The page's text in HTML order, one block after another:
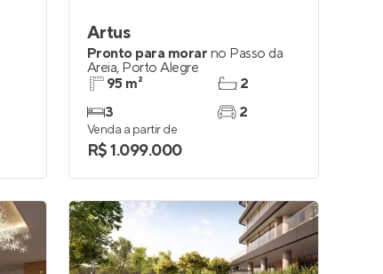
Artus
Pronto para morar no Passo da
Areia, Porto Alegre
95 m²
3
2
2
Venda a partir de
R$ 1.099.000